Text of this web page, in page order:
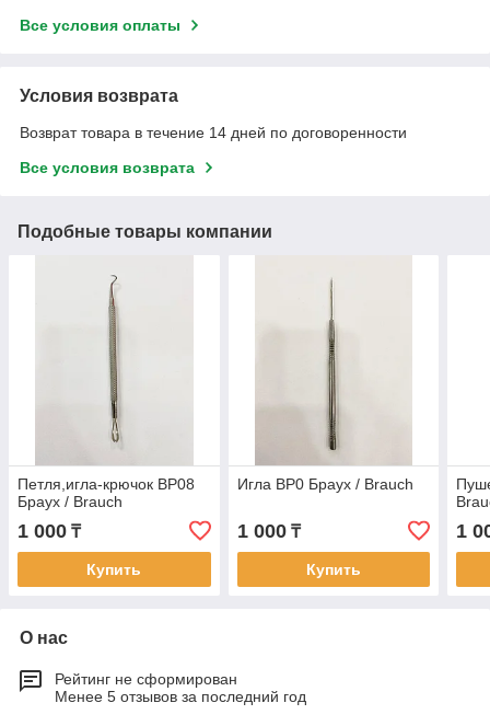
Все условия оплаты
Условия возврата
Возврат товара в течение 14 дней по договоренности
Все условия возврата
Подобные товары компании
Петля,игла-крючок BP08
Браух / Brauch
1 000 ₸
Купить
Игла BP0 Браух / Brauch
1 000₸
Купить
1
О нас
Рейтинг не сформирован
Менее 5 отзывов за последний год